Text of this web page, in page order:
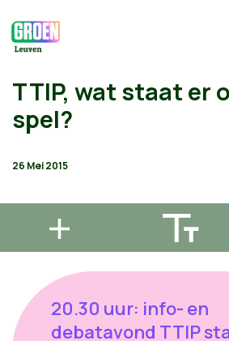
TTIP, wat staat er
spel?
26 Mei 2015
20.30 uur: info- en
debatavond TTIP